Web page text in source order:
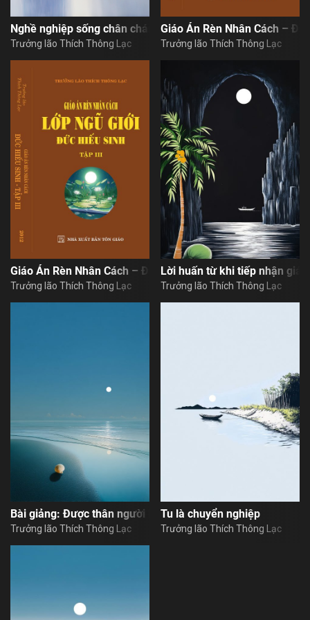
Nghề nghiệp sống chân chánh
Trưởng lão Thích Thông Lạc
Giáo Án Rèn Nhân Cách –
Trưởng lão Thích Thông Lạc
Giáo Án Rèn Nhân Cách – Đức Hiếu Sinh – Tập 3
Trưởng lão Thích Thông Lạc
Lời huấn từ khi tiếp nhận
Trưởng lão Thích Thông Lạc
Bài giảng: Được thân người là khó
Trưởng lão Thích Thông Lạc
Tu là chuyển nghiệp
Trưởng lão Thích Thông Lạc